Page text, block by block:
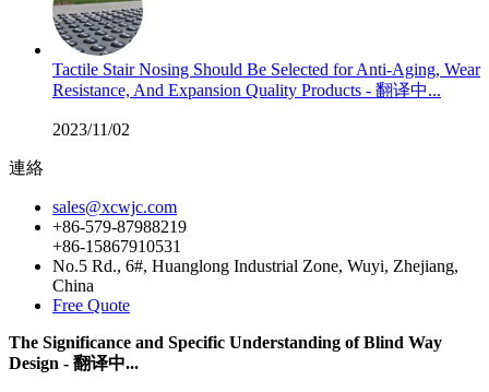
Tactile Stair Nosing Should Be Selected for Anti-Aging, Wear
Resistance, And Expansion Quality Products - 翻译中...
2023/11/02
連絡
sales@xcwjc.com
+86-579-87988219
+86-15867910531
No.5 Rd., 6#, Huanglong Industrial Zone, Wuyi, Zhejiang,
China
Free Quote
The Significance and Specific Understanding of Blind Way
Design - 翻译中...